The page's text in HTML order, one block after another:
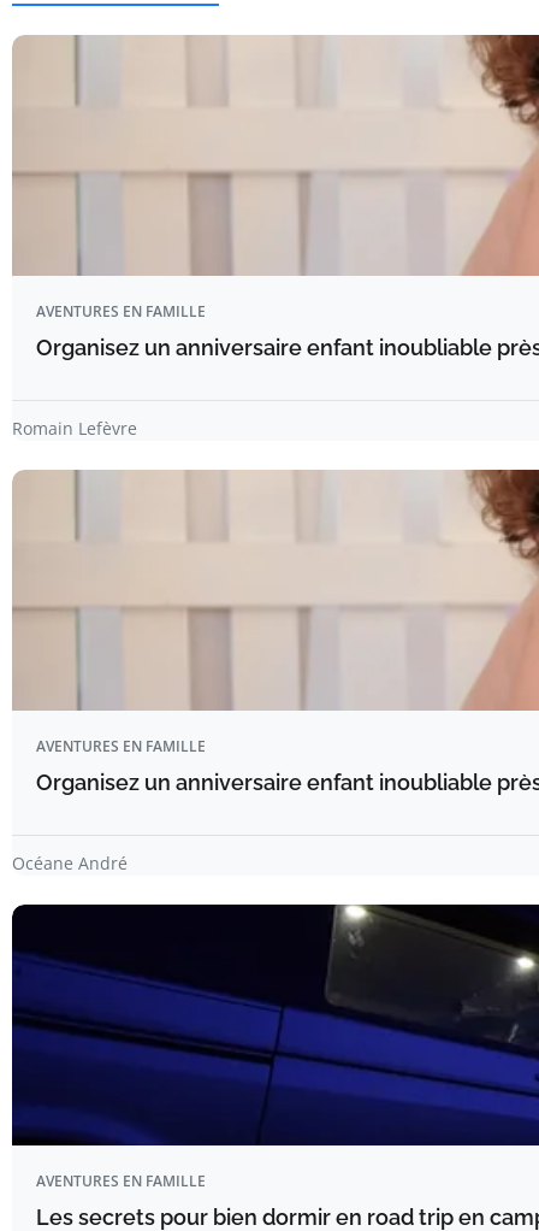
AVENTURES EN FAMILLE
Organisez un anniversaire enfant inoubliable
Romain Lefèvre
AVENTURES EN FAMILLE
Organisez un anniversaire enfant inoubliable
Océane André
AVENTURES EN FAMILLE
Les secrets pour bien dormir en road trip en